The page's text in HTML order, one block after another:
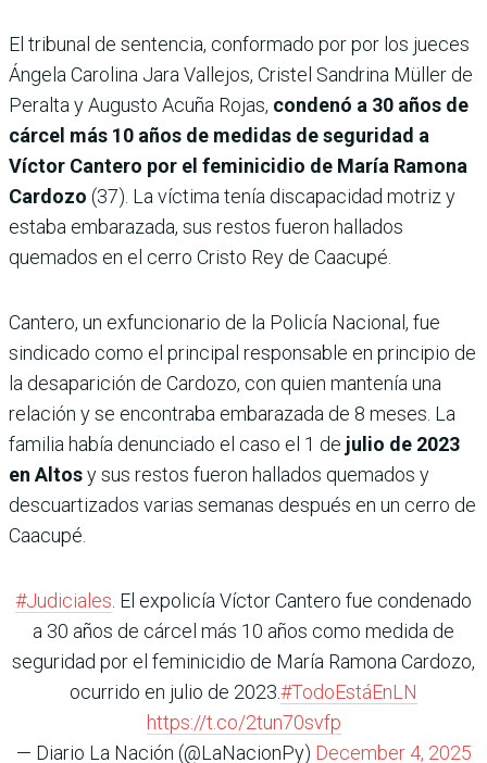
El tribunal de sentencia, conformado por por los jueces
Ángela Carolina Jara Vallejos, Cristel Sandrina Müller de
Peralta y Augusto Acuña Rojas, condenó a 30 años de
cárcel más 10 años de medidas de seguridad a
Víctor Cantero por el feminicidio de María Ramona
Cardozo (37). La víctima tenía discapacidad motriz y
estaba embarazada, sus restos fueron hallados
quemados en el cerro Cristo Rey de Caacupé.
Cantero, un exfuncionario de la Policía Nacional, fue
sindicado como el principal responsable en principio de
la desaparición de Cardozo, con quien mantenía una
relación y se encontraba embarazada de 8 meses. La
familia había denunciado el caso el 1 de julio de 2023
en Altosy sus restos fueron hallados quemados y
descuartizados varias semanas después en un cerro de
Caacupé.
#Judiciales . El expolicía Víctor Cantero fue condenado
a 30 años de cárcel más 10 años como medida de
seguridad por el feminicidio de María Ramona Cardozo,
ocurrido en julio de 2023.#TodoEstáEnLN
https://t.co/2tun70svfp
— Diario La Nación (@LaNacionPy) December 4, 2025